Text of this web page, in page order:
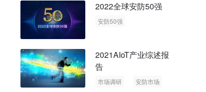
2022全球安防50强
安防50强
2021AIoT产业综述报
告
市场调研
安防市场